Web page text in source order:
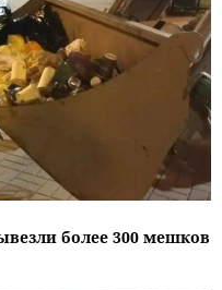
более 300 мешков